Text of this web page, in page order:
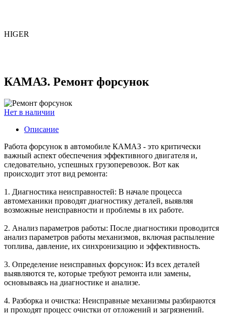
HIGER
КАМАЗ. Ремонт форсунок
Нет в наличии
Описание
Работа форсунок в автомобиле КАМАЗ - это критически
важный аспект обеспечения эффективного двигателя и,
следовательно, успешных грузоперевозок. Вот как
происходит этот вид ремонта:
1. Диагностика неисправностей: В начале процесса
автомеханики проводят диагностику деталей, выявляя
возможные неисправности и проблемы в их работе.
2. Анализ параметров работы: После диагностики проводится
анализ параметров работы механизмов, включая распыление
топлива, давление, их синхронизацию и эффективность.
3. Определение неисправных форсунок: Из всех деталей
выявляются те, которые требуют ремонта или замены,
основываясь на диагностике и анализе.
4. Разборка и очистка: Неисправные механизмы разбираются
и проходят процесс очистки от отложений и загрязнений.